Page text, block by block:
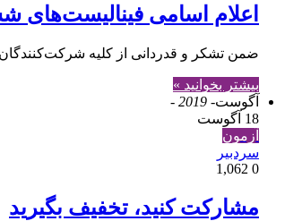
اعلام اسامی فینالیست‌های
ضمن تشکر و قدردانی از کلیه شرکت‎‌کنندگان در ششمین آزمون جاواکاپ و هم‎چنین با آرزوی موفقیت روزافزون برای همگی آن‌ها، در ادامه اسامی راه‌یافتگان به مرحله فینال این دور از…
بیشتر بخوانید »
آگوست- 2019 -
18 آگوست
آزمون
سردبیر
0
مشارکت کنید، تخفیف بگیرید